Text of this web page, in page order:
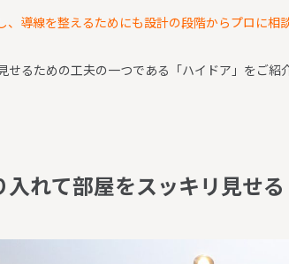
、導線を整えるためにも設計の段階からプロに相
せるための工夫の一つである「ハイドア」をご紹
入れて部屋をスッキリ見せる